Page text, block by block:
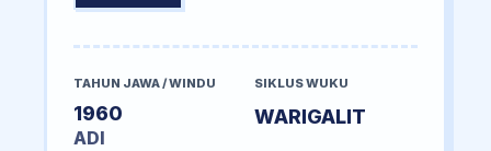
TAHUN JAWA / WINDU
1960
ADI
SIKLUS WUKU
WARIGALIT